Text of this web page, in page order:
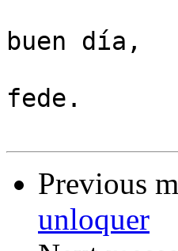
buen día,
fede.
Previous
unloquer